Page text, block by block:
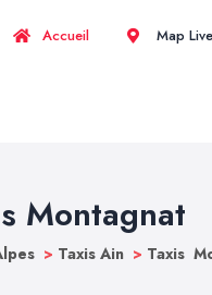
Accueil Map Live
Montagnat
> Taxis Ain > Taxis